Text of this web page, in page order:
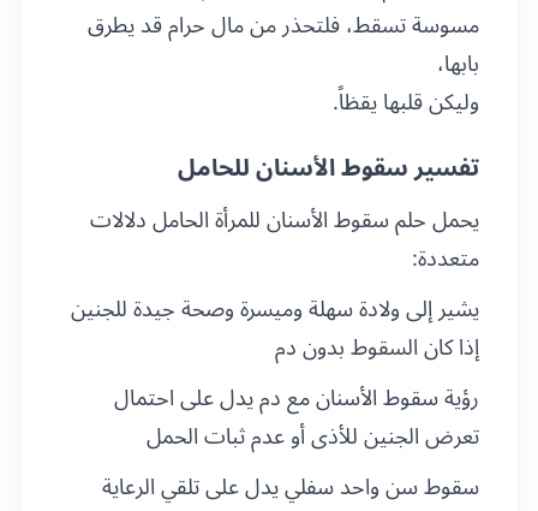
مسوسة تسقط، فلتحذر من مال حرام قد يطرق
بابها،
وليكن قلبها يقظاً.
تفسير سقوط الأسنان للحامل
يحمل حلم سقوط الأسنان للمرأة الحامل دلالات
متعددة:
يشير إلى ولادة سهلة وميسرة وصحة جيدة للجنين
إذا كان السقوط بدون دم
رؤية سقوط الأسنان مع دم يدل على احتمال
تعرض الجنين للأذى أو عدم ثبات الحمل
سقوط سن واحد سفلي يدل على تلقي الرعاية